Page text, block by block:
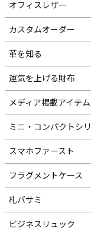
オフィスレザー
カスタムオーダー
革を知る
運気を上げる財布
メディア掲載アイテム
ミニ・コンパクトシ
スマホファースト
フラグメントケース
札バサミ
ビジネスリュック